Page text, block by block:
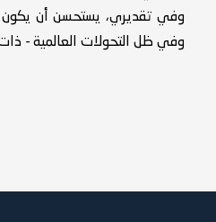
وفي تقديري، يستحسن أن يكون
وفي ظل التحولات العالمية -